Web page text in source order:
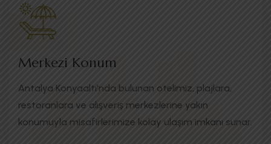
Merkezi Konum
Antalya Konyaaltı'nda bulunan otelimiz, plajlara,
restoranlara ve alışveriş merkezlerine yakın
konumuyla misafirlerimize kolay ulaşım imkanı sunar.